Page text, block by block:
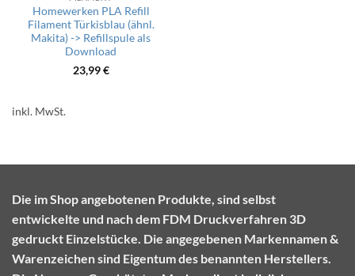
Homewerken PLA Refill
Filament Türkisblau (ähnl.
Makita) -> Refillspule als
Download
23,99€
inkl. MwSt.
Die im Shop angebotenen Produkte, sind selbst
entwickelte und nach dem FDM Druckverfahren 3D
gedruckt Einzelstücke. Die angegebenen Markennamen &
Warenzeichen sind Eigentum des benannten Herstellers.